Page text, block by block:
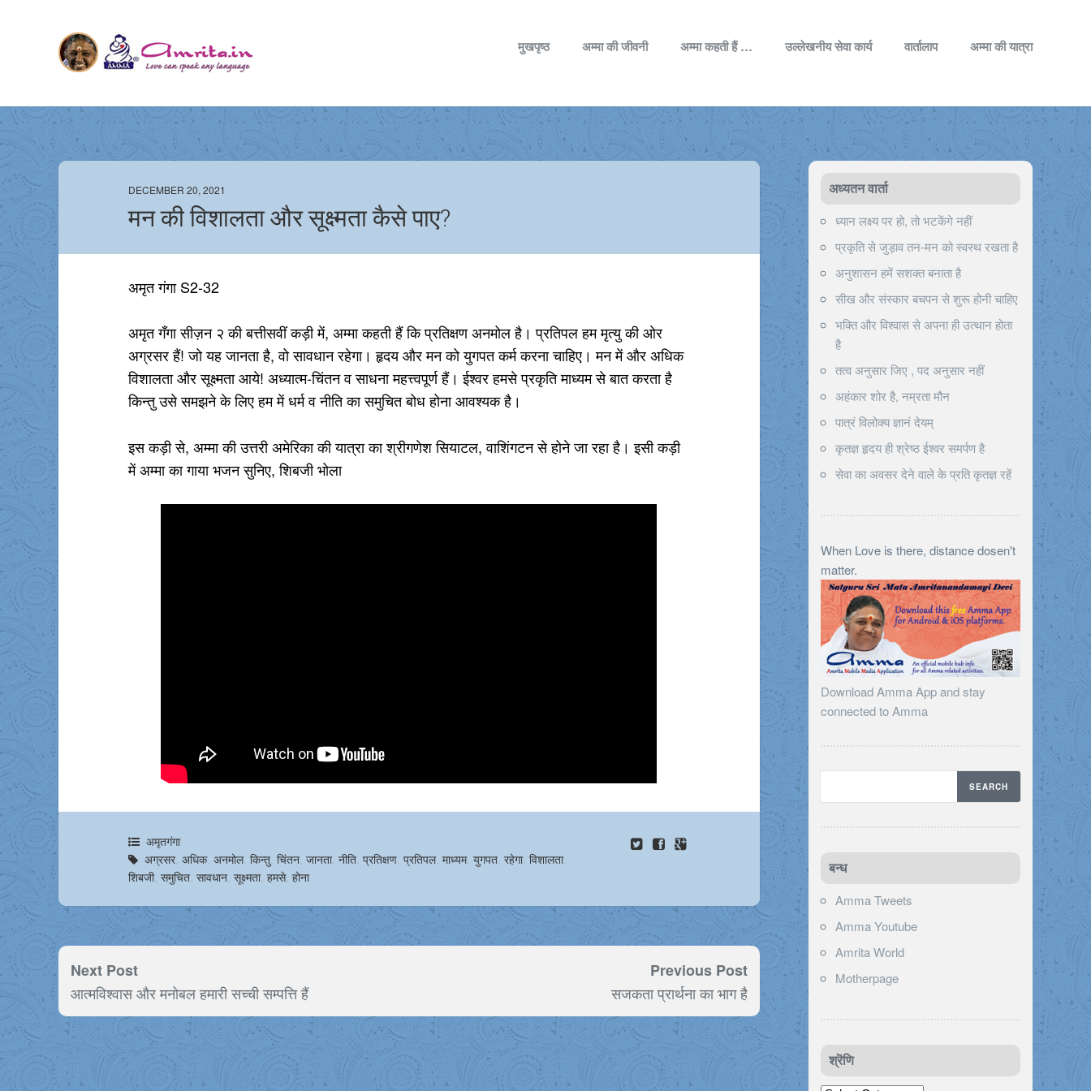
मुखपृष्ठ अम्मा की जीवनी अम्मा कहती हैं … उल्लेखनीय सेवा कार्य वार्तालाप अम्मा की यात्रा
DECEMBER 20, 2021
मन की विशालता और सूक्ष्मता कैसे पाए?
अमृत गंगा S2-32
अमृत गँगा सीज़न २ की बत्तीसवीं कड़ी में, अम्मा कहती हैं कि प्रतिक्षण अनमोल है। प्रतिपल हम मृत्यु की ओर
अग्रसर हैं! जो यह जानता है, वो सावधान रहेगा। हृदय और मन को युगपत कर्म करना चाहिए। मन में और अधिक
विशालता और सूक्ष्मता आये! अध्यात्म-चिंतन व साधना महत्त्वपूर्ण हैं। ईश्वर हमसे प्रकृति माध्यम से बात करता है
किन्तु उसे समझने के लिए हम में धर्म व नीति का समुचित बोध होना आवश्यक है।
इस कड़ी से, अम्मा की उत्तरी अमेरिका की यात्रा का श्रीगणेश सियाटल, वाशिंगटन से होने जा रहा है। इसी कड़ी
में अम्मा का गाया भजन सुनिए, शिबजी भोला
अमृतगंगा
अग्रसर,अधिक,अनमोल,किन्तु ,चिंतन ,जानता,नीति ,प्रतिक्षण ,प्रतिपल,माध्यम,युगपत ,रहेगा,विशालता,
शिबजी,समुचित ,सावधान ,सूक्ष्मता,हमसे,होना
Previous Post
सजकता प्रार्थना का भाग है
Next Post
आत्मविश्वास और मनोबल हमारी सच्ची सम्पत्ति हैं
अध्यतन वार्ता
ध्यान लक्ष्य पर हो, तो भटकेंगे नहीं
प्रकृति से जुड़ाव तन-मन को स्वस्थ रखता है
अनुशासन हमें सशक्त बनाता है
सीख और संस्कार बचपन से शुरू होनी चाहिए
भक्ति और विश्वास से अपना ही उत्थान होता
है
तत्व अनुसार जिए , पद अनुसार नहीं
अहंकार शोर है, नम्रता मौन
पात्रं विलोक्य ज्ञानं देयम्
कृतज्ञ हृदय ही श्रेष्ठ ईश्वर समर्पण है
सेवा का अवसर देने वाले के प्रति कृतज्ञ रहें
When Love is there, distance dosen't
matter.
Download Amma App and stay
connected to Amma
बन्ध
Amma Tweets
Amma Youtube
Amrita World
Motherpage
श्रॆणि